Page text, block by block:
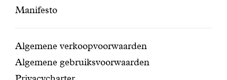
Manifesto
Conditions
Algemene verkoopvoorwaarden
Algemene gebruiksvoorwaarden